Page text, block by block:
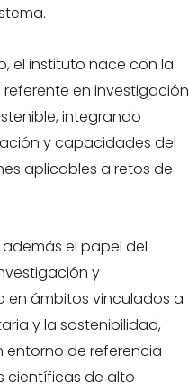
el instituto nace con la
en investigación
integrando
y capacidades del
aplicables a retos de
además el papel del
y
en ámbitos vinculados a
y la sostenibilidad,
de referencia
científicas de alto